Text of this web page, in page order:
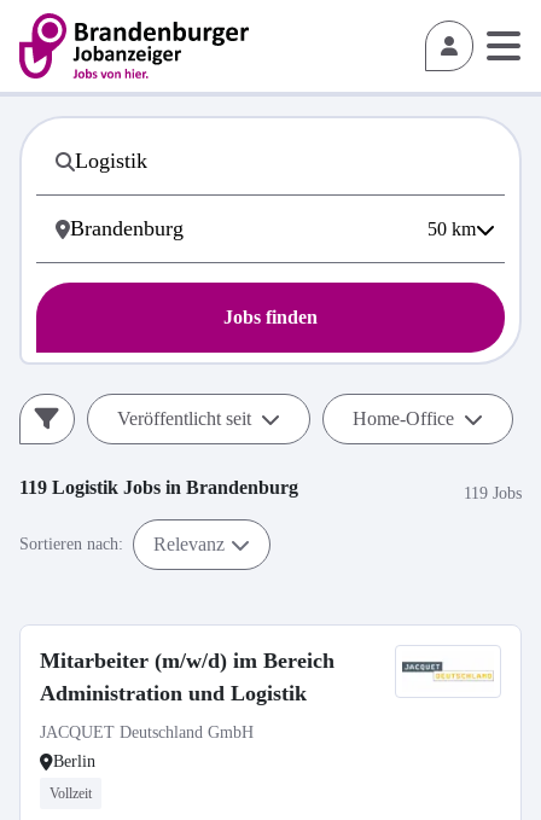
50 km
Jobs finden
Veröffentlicht seit Home-Office
119 Logistik Jobs in Brandenburg 119 Jobs
Sortieren nach: Relevanz
Mitarbeiter (m/w/d) im Bereich
Administration und Logistik
JACQUET Deutschland GmbH
Berlin
Vollzeit